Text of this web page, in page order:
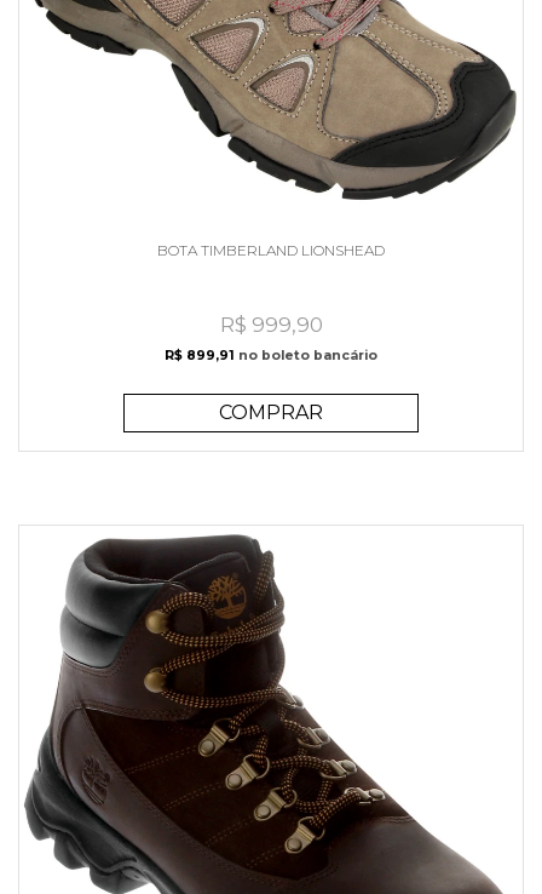
BOTA TIMBERLAND LIONSHEAD
R$ 999,90
R$ 899,91 no boleto bancário
COMPRAR